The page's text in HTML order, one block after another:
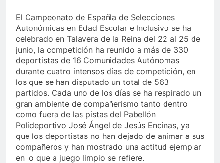
El Campeonato de Españla de Selecciones
Autonómicas en Edad Escolar e Inclusivo se ha
celebrado en Talavera de la Reina del 22 al 25 de
junio, la competición ha reunido a más de 330
deportistas de 16 Comunidades Autónomas
durante cuatro intensos días de competición, en
los que se han disputado un total de 563
partidos. Cada uno de los días se ha respirado un
gran ambiente de compañerismo tanto dentro
como fuera de las pistas del Pabellón
Polideportivo José Ángel de Jesús Encinas, ya
que los deportistas no han dejado de animar a sus
compañeros y han mostrado una actitud ejemplar
en lo que a juego limpio se refiere.